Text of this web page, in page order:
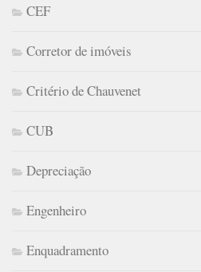
CEF
Corretor de imóveis
Critério de Chauvenet
CUB
Depreciação
Engenheiro
Enquadramento